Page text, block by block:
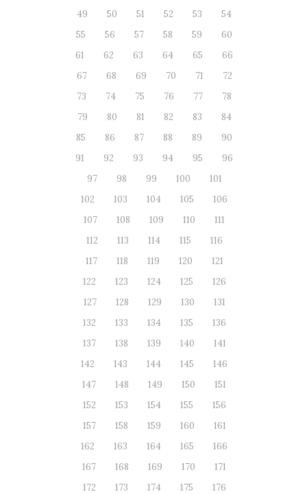
49
50 51 52 53
54
55
56 57 58 59
60
61
62 63 64 65
66
67
68 69 70 71
72
73
74 75 76 77
78
79
80 81 82 83
84
85
86 87 88 89
90
91
92 93 94 95
96
97
98 99 100
101
102
103 104 105
106
107
108 109 110
111
112
113 114 115
116
117
118 119 120
121
122
123 124 125
126
127
128 129 130
131
132
133 134 135
136
137
138 139 140
141
142
143 144 145
146
147
148 149 150
151
152
153 154 155
156
157
158 159 160
161
162
163 164 165
166
167
168 169 170
171
172
173 174 175
176